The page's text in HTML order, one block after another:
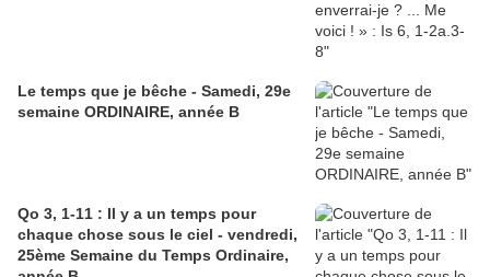
Le temps que je bêche - Samedi, 29e
semaine ORDINAIRE, année B
Qo 3, 1-11 : Il y a un temps pour
chaque chose sous le ciel - vendredi,
25ème Semaine du Temps Ordinaire,